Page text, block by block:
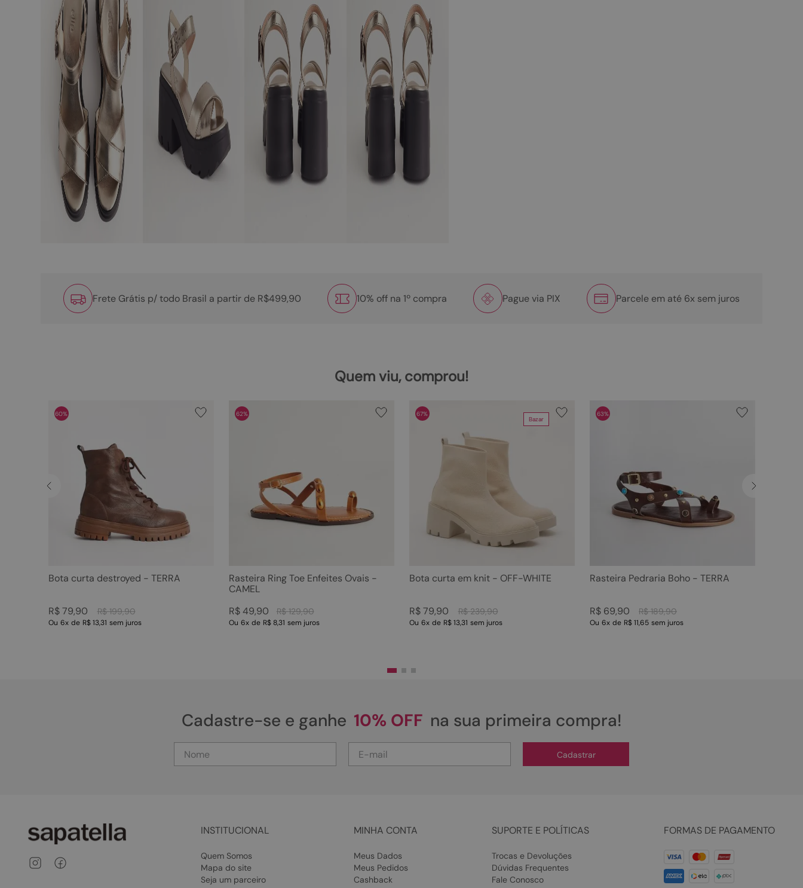
Frete Grátis p/ todo Brasil a partir de R$499,90 10% off na 1º compra Pague via PIX Parcele em até 6x sem juros
Quem viu, comprou!
60%
Bota curta destroyed - TERRA
R$ 199,90
R$ 79,90
Ou 6x de R$ 13,31 sem juros
62%
Rasteira Ring Toe Enfeites Ovais -
CAMEL
R$ 129,90
R$ 49,90
Ou 6x de R$ 8,31 sem juros
Bazar
67%
Bota curta em knit - OFF-WHITE
R$ 239,90
R$ 79,90
Ou 6x de R$ 13,31 sem juros
63%
Rasteira Pedraria Boho - TERRA
R$ 189,90
R$ 69,90
Ou 6x de R$ 11,65 sem juros
Cadastre-se e ganhe 10% OFF na sua primeira compra!
Cadastrar
INSTITUCIONAL
Quem Somos
Mapa do site
Seja um parceiro
MINHA CONTA
Meus Dados
Meus Pedidos
Cashback
SUPORTE E POLÍTICAS
Trocas e Devoluções
Dúvidas Frequentes
Fale Conosco
FORMAS DE PAGAMENTO